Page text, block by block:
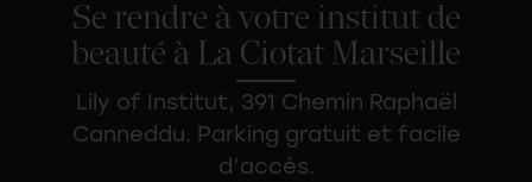
Se rendre à votre institut de
beauté à La Ciotat Marseille
Lily of Institut, 391 Chemin Raphaël
Canneddu. Parking gratuit et facile
d’accès.